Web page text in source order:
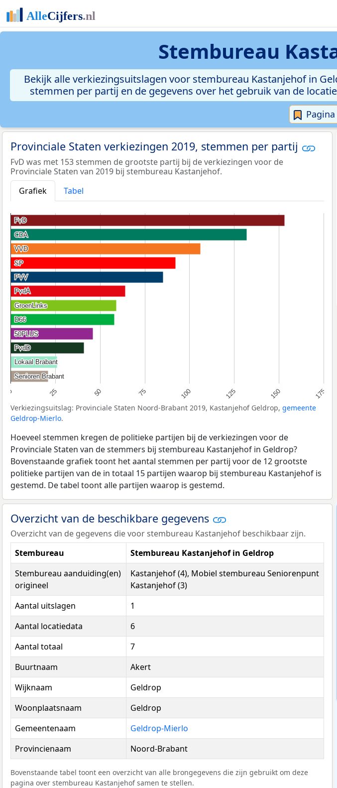
Stembureau
Bekijk alle verkiezingsuitslagen voor stembureau Kastanjehof in
stemmen per partij en de gegevens over het gebruik van de
Provinciale Staten verkiezingen 2019, stemmen per partij
FvD was met 153 stemmen de grootste partij bij de verkiezingen voor de
Provinciale Staten van 2019 bij stembureau Kastanjehof.
Grafiek
Tabel
0 25 50 75 100 125 150 175
FvD
FvD
CDA
CDA
VVD
VVD
SP
SP
PVV
PVV
PvdA
PvdA
GroenLinks
GroenLinks
D66
D66
50PLUS
50PLUS
PvdD
PvdD
Lokaal Brabant
Lokaal Brabant
Senioren Brabant
Senioren Brabant
Verkiezingsuitslag: Provinciale Staten Noord-Brabant 2019, Kastanjehof Geldrop, gemeente
Geldrop-Mierlo.
Hoeveel stemmen kregen de politieke partijen bij de verkiezingen voor de
Provinciale Staten van de stemmers bij stembureau Kastanjehof in Geldrop?
Bovenstaande grafiek toont het aantal stemmen per partij voor de 12 grootste
politieke partijen van de in totaal 15 partijen waarop bij stembureau Kastanjehof is
gestemd. De tabel toont alle partijen waarop is gestemd.
Overzicht van de beschikbare gegevens
Overzicht van de gegevens die voor stembureau Kastanjehof beschikbaar zijn.
Stembureau
Stembureau Kastanjehof in Geldrop
Stembureau aanduiding(en)
origineel
Kastanjehof (4), Mobiel stembureau Seniorenpunt
Kastanjehof (3)
Aantal uitslagen
1
Aantal locatiedata
6
Aantal totaal
7
Buurtnaam
Akert
Wijknaam
Geldrop
Woonplaatsnaam
Geldrop
Gemeentenaam
Geldrop-Mierlo
Provincienaam
Noord-Brabant
Bovenstaande tabel toont een overzicht van alle brongegevens die zijn gebruikt om deze
pagina over stembureau Kastanjehof samen te stellen.